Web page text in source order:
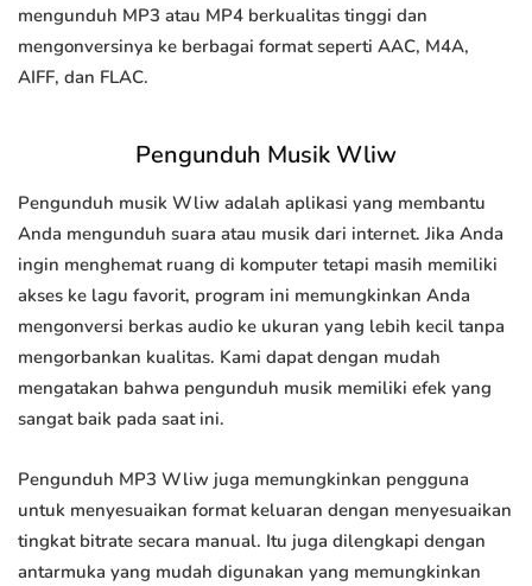
mengunduh MP3 atau MP4 berkualitas tinggi dan
mengonversinya ke berbagai format seperti AAC, M4A,
AIFF, dan FLAC.
Pengunduh Musik Wliw
Pengunduh musik Wliw adalah aplikasi yang membantu
Anda mengunduh suara atau musik dari internet. Jika Anda
ingin menghemat ruang di komputer tetapi masih memiliki
akses ke lagu favorit, program ini memungkinkan Anda
mengonversi berkas audio ke ukuran yang lebih kecil tanpa
mengorbankan kualitas. Kami dapat dengan mudah
mengatakan bahwa pengunduh musik memiliki efek yang
sangat baik pada saat ini.
Pengunduh MP3 Wliw juga memungkinkan pengguna
untuk menyesuaikan format keluaran dengan menyesuaikan
tingkat bitrate secara manual. Itu juga dilengkapi dengan
antarmuka yang mudah digunakan yang memungkinkan